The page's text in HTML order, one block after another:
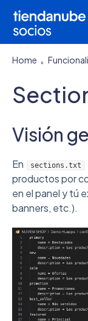
Home
Visión
En sections.txt
productos por
en el panel y tú
banners, etc.).